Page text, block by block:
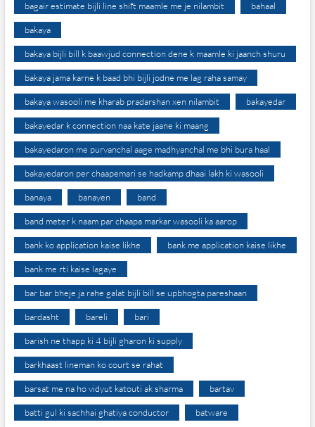
bagair estimate bijli line shift maamle me je nilambit bahaal
bakaya
bakaya bijli bill k baawjud connection dene k maamle ki jaanch shuru
bakaya jama karne k baad bhi bijli jodne me lag raha samay
bakaya wasooli me kharab pradarshan xen nilambit bakayedar
bakayedar k connection naa kate jaane ki maang
bakayedaron me purvanchal aage madhyanchal me bhi bura haal
bakayedaron per chaapemari se hadkamp dhaai lakh ki wasooli
banaya banayen band
band meter k naam par chaapa markar wasooli ka aarop
bank ko application kaise likhe bank me application kaise likhe
bank me rti kaise lagaye
bar bar bheje ja rahe galat bijli bill se upbhogta pareshaan
bardasht bareli bari
barish ne thapp ki 4 bijli gharon ki supply
barkhaast lineman ko court se rahat
barsat me na ho vidyut katouti ak sharma bartav
batti gul ki sachhai ghatiya conductor batware